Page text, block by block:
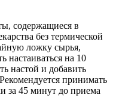
содержащиеся в
без термической
ложку сырья,
настаиваться на 10
настой и добавить
принимать
за 45 минут до приема